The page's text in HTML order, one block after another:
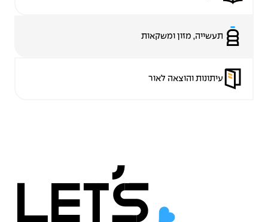
תעשייה, מזון ומשקאות
עיתונות והוצאה לאור